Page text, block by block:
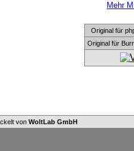
Mehr
Original für
Original für
von WoltLab GmbH